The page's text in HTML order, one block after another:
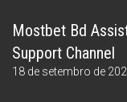
Mostbet Bd
Support Channel
18 de setembro de